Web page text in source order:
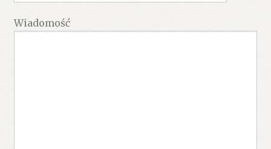
Wiadomość